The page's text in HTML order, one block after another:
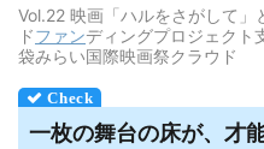
Vol.22 映画「ハルをさがして
ドファンディングプロジェクト
袋みらい国際映画祭クラウド
一枚の舞台の床が、才